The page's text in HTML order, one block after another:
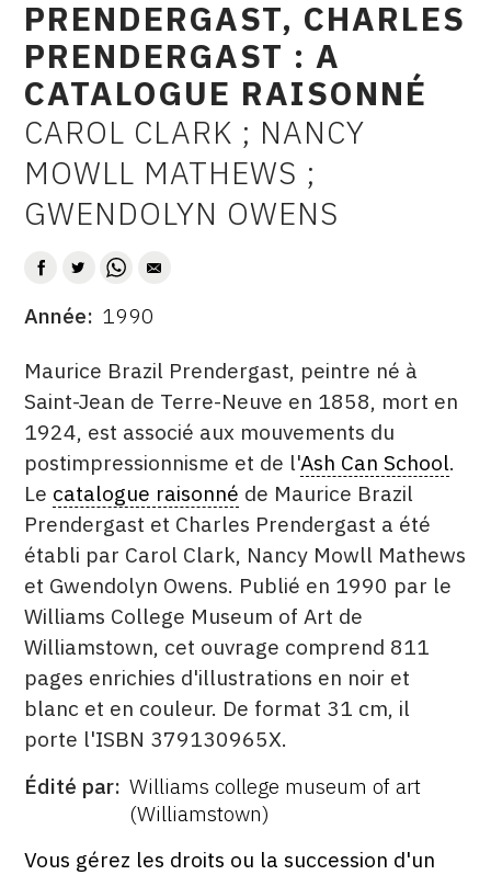
CONTACT
CGU
CGV
SUIVEZ-NOUS
PINTEREST
PRENDERGAST, CHARLES
PRENDERGAST : A
CATALOGUE RAISONNÉ
AUTEUR
CAROL CLARK ; NANCY
MOWLL MATHEWS ;
GWENDOLYN OWENS
DATE
Année 1990
DESCRITPTION
Maurice Brazil Prendergast, peintre né à
Saint-Jean de Terre-Neuve en 1858, mort en
1924, est associé aux mouvements du
postimpressionnisme et de l'Ash Can School.
Le catalogue raisonné de Maurice Brazil
Prendergast et Charles Prendergast a été
établi par Carol Clark, Nancy Mowll Mathews
et Gwendolyn Owens. Publié en 1990 par le
Williams College Museum of Art de
Williamstown, cet ouvrage comprend 811
pages enrichies d'illustrations en noir et
blanc et en couleur. De format 31 cm, il
porte l'ISBN 379130965X.
ÉDITÉ
Édité par Williams college museum of art
(Williamstown)
FORMAT
ÉTAT
Vous gérez les droits ou la succession d'un